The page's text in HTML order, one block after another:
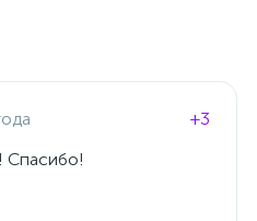
+3
Спасибо!